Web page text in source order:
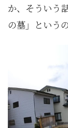
か、そういう
の墓」という